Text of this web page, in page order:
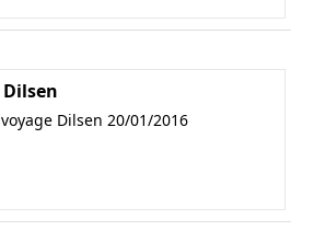
Dilsen
voyage Dilsen 20/01/2016